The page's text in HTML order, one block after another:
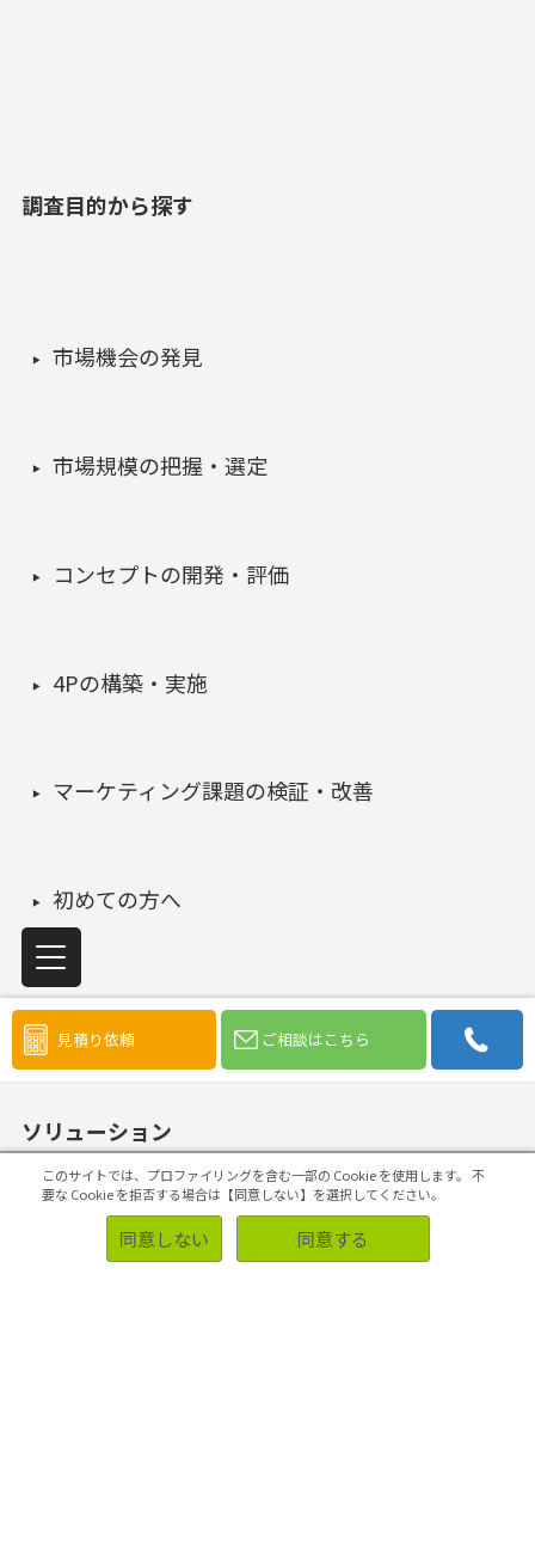
見積り依頼 ご相談はこちら
調査目的から探す
市場機会の発見
市場規模の把握・選定
コンセプトの開発・評価
4Pの構築・実施
マーケティング課題の検証・改善
初めての方へ
ソリューション
このサイトでは、プロファイリングを含む一部の Cookie を使用します。 不
要な Cookie を拒否する場合は【同意しない】を選択してください。
同意しない 同意する